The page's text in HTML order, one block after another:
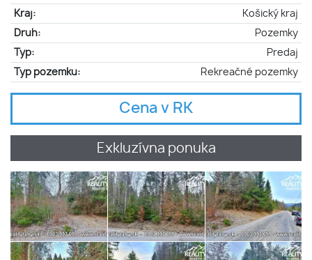
Kraj:
Košický kraj
Druh:
Pozemky
Typ:
Predaj
Typ pozemku:
Rekreačné pozemky
Cena v RK
Exkluzívna ponuka